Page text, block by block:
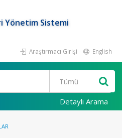
Yönetim Sistemi
Araştırmacı Girişi English
Detaylı Arama